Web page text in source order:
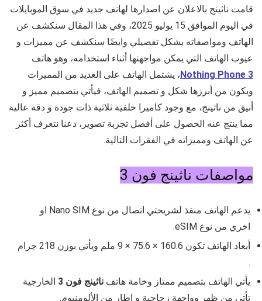
قامت ناثينج بالاعلان عن اصدارها لهاتف جديد في سوق الموبايلات
في اليوم الموافق 15 يوليو 2025، وفي هذا المقال سنكشف عن
الهاتف ومواصفاته بشكل تفصيلي وايضًا سنكشف عن مميزات و
عيوب الهاتف التي يمكن مواجهتها أثناء استخدامه، وهو هاتف
Nothing Phone 3، يشتمل الهاتف على العديد من المميزات
ويكون من أبرزها شكل و تصميم الهاتف، فيأتي بتصميم مميز و
أنيق من ناثينج، مع وجود كاميرا خلفية ثلاثية ذات جودة و دقة عالية
مما ينتج عنه الحصول على أفضل تجربة تصوير، دعنا نتعرف أكثر
عن الهاتف ومميزاته في الفقرات التالية.
مواصفات ناثينج فون 3
يدعم الهاتف منفذ لشريحتي اتصال من نوع
Nano SIM او
اخري من نوع eSIM.
أبعاد الهاتف تكون 160.6 × 75.6 × 9 ملم ويأتي بوزن 218 جرام
.
يأتي الهاتف بتصميم ممتاز وخامة هاتف ناثينج فون 3
الخارجية
تأتي من ظهر وواجهة زجاجية و إطار من الألومنيوم.